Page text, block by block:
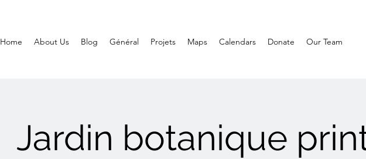
Home About Us Blog Général Projets Maps Calendars Donate Our Team
Jardin botanique